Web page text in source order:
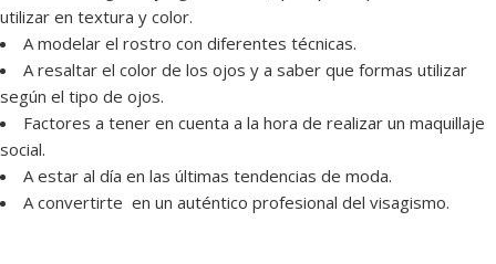
utilizar en textura y color.
A modelar el rostro con diferentes técnicas.
A resaltar el color de los ojos y a saber que formas utilizar
según el tipo de ojos.
Factores a tener en cuenta a la hora de realizar un maquillaje
social.
A estar al día en las últimas tendencias de moda.
A convertirte en un auténtico profesional del visagismo.